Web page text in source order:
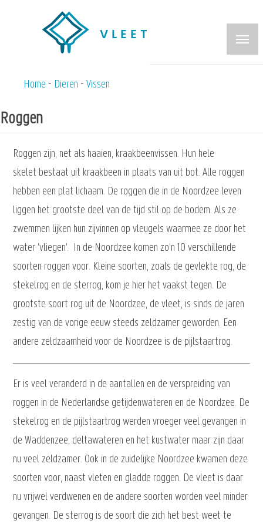
Home Dieren Vissen
Roggen
Roggen zijn, net als haaien, kraakbeenvissen. Hun hele
skelet bestaat uit kraakbeen in plaats van uit bot. Alle roggen
hebben een plat lichaam. De roggen die in de Noordzee leven
liggen het grootste deel van de tijd stil op de bodem. Als ze
zwemmen lijken hun zijvinnen op vleugels waarmee ze door het
water 'vliegen'. In de Noordzee komen zo'n 10 verschillende
soorten roggen voor. Kleine soorten, zoals de gevlekte rog, de
stekelrog en de sterrog, kom je hier het vaakst tegen. De
grootste soort rog uit de Noordzee, de vleet, is sinds de jaren
zestig van de vorige eeuw steeds zeldzamer geworden. Een
andere zeldzaamheid voor de Noordzee is de pijlstaartrog.
Er is veel veranderd in de aantallen en de verspreiding van
roggen in de Nederlandse getijdenwateren en de Noordzee. De
stekelrog en de pijlstaartrog werden vroeger veel gevangen in
de Waddenzee, deltawateren en het kustwater maar zijn daar
nu veel zeldzamer. Ook in de zuidelijke Noordzee kwamen deze
soorten voor, naast vleten en gladde roggen. De vleet is daar
nu vrijwel verdwenen en de andere soorten worden veel minder
gevangen. De sterrog is de soort die zich het best weet te